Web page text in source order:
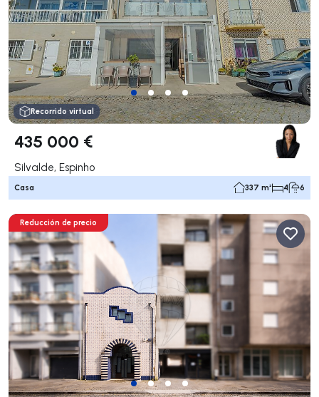
Recorrido virtual
435 000 €
Silvalde, Espinho
Casa 337 m² 4 6
Reducción de precio